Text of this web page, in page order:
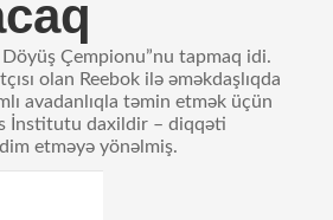
Çempionu”nu tapmaq idi.
olan Reebok ilə əməkdaşlıqda
avadanlıqla təmin etmək üçün
İnstitutu daxildir – diqqəti
etməyə yönəlmiş.